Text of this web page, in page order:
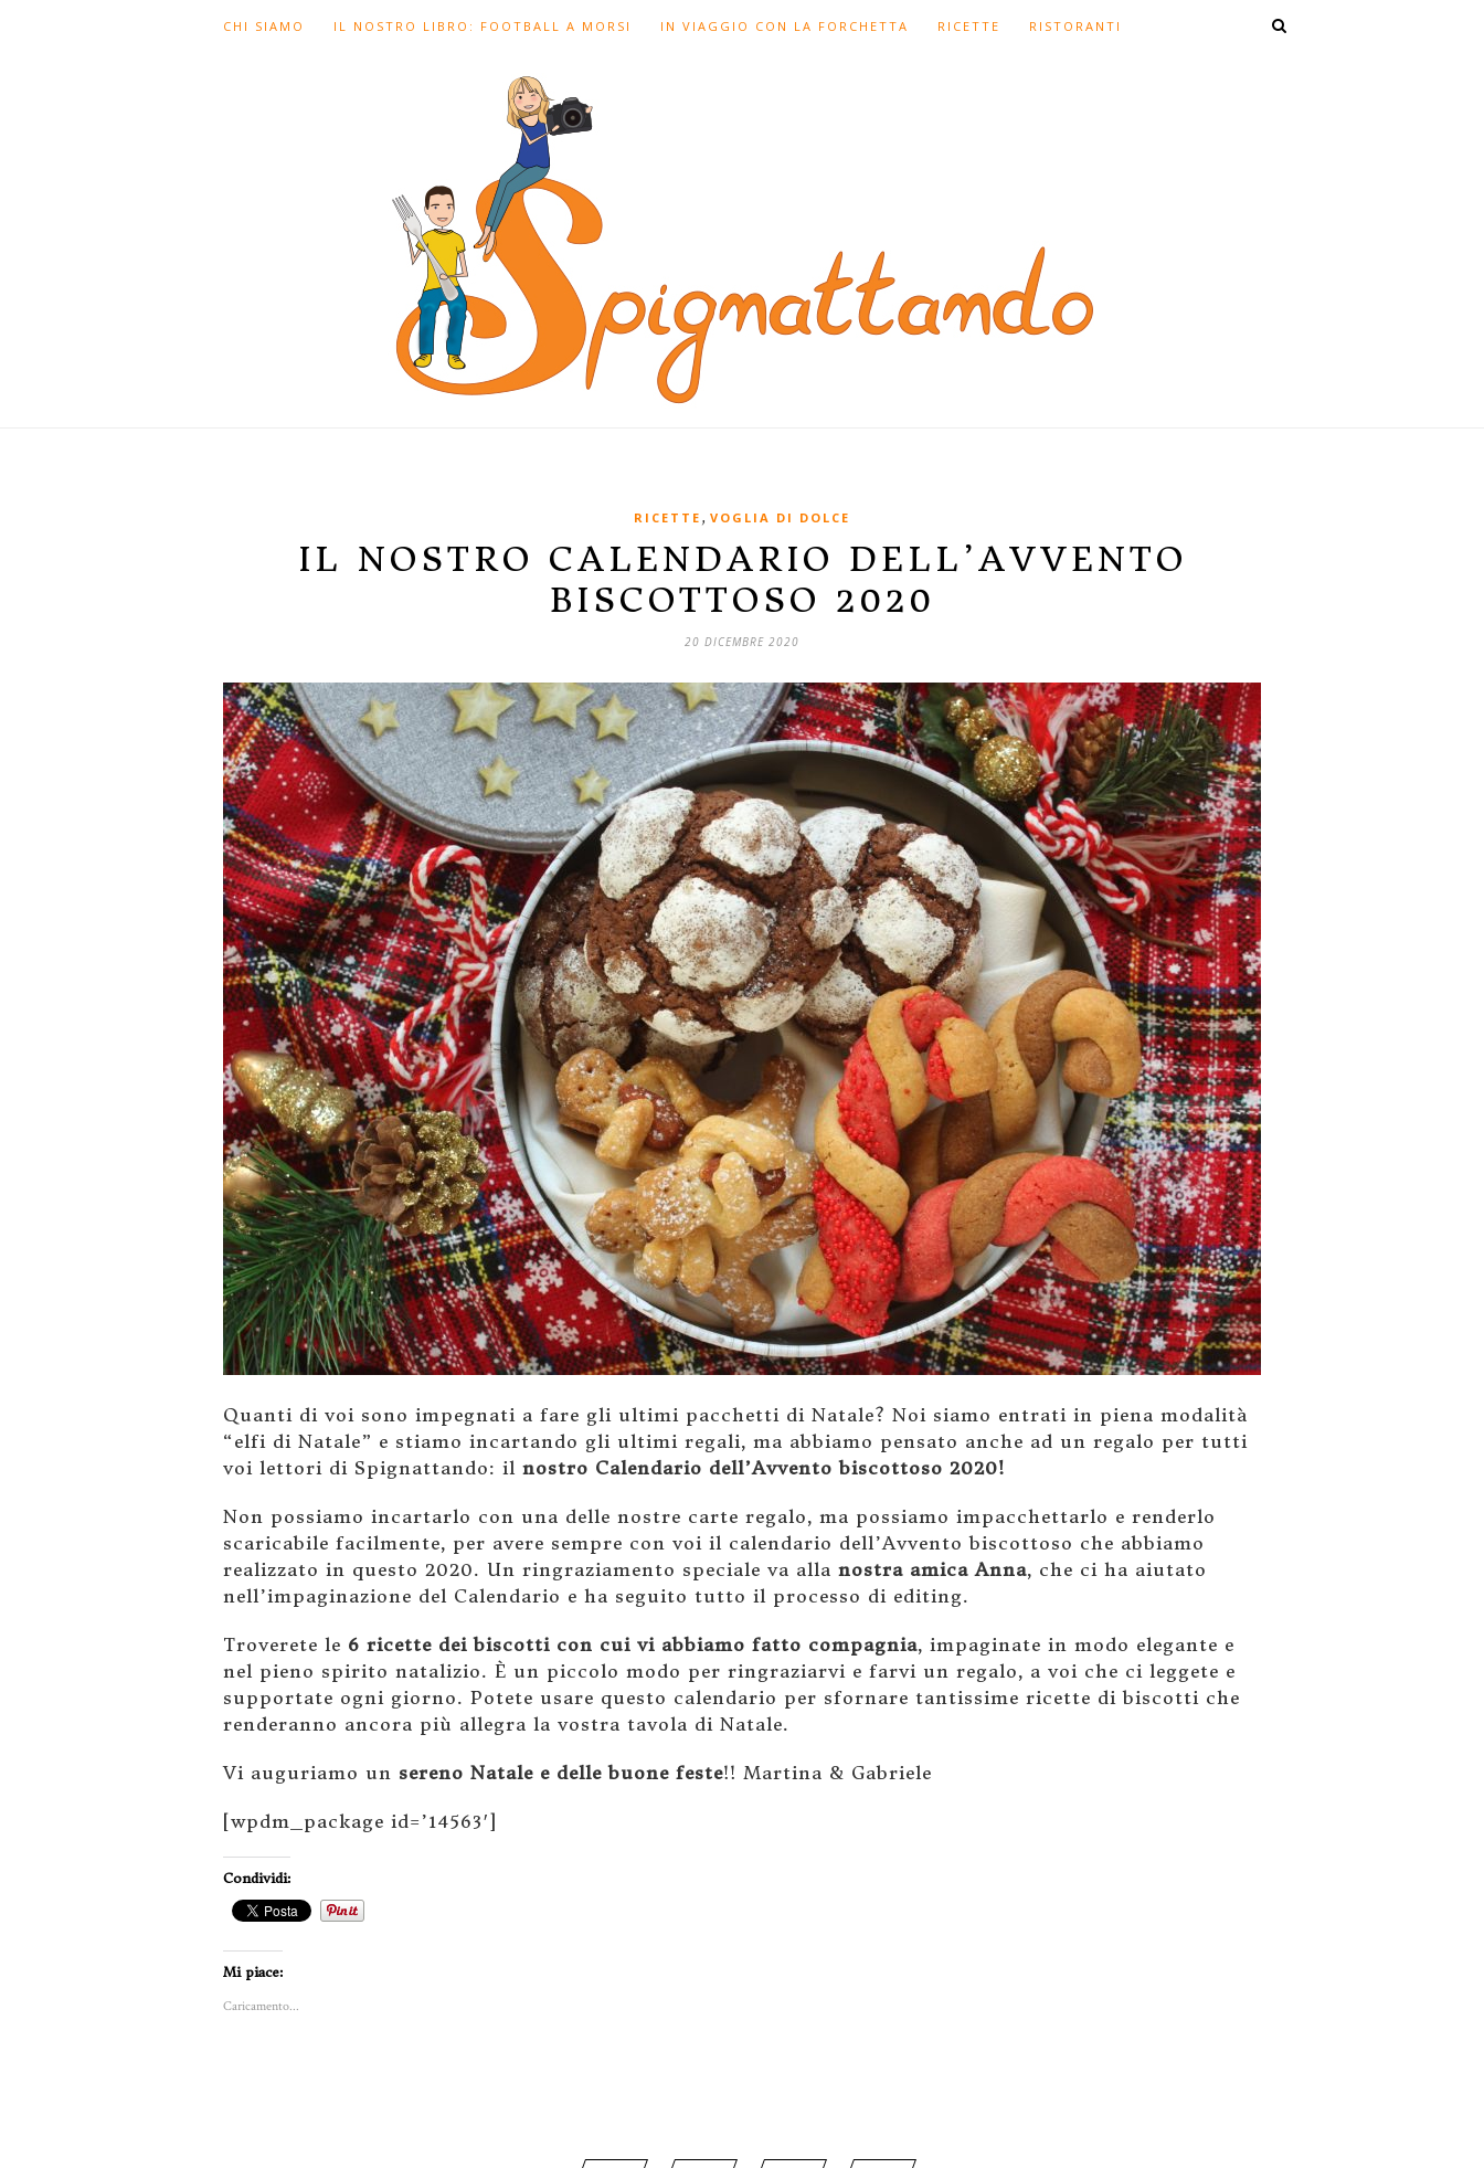
CHI SIAMO IL NOSTRO LIBRO: FOOTBALL A MORSI IN VIAGGIO CON LA FORCHETTA RICETTE RISTORANTI
RICETTE , VOGLIA DI DOLCE
IL NOSTRO CALENDARIO DELL’AVVENTO
BISCOTTOSO 2020
20 DICEMBRE 2020
Quanti di voi sono impegnati a fare gli ultimi pacchetti di Natale? Noi siamo entrati in piena modalità
“elfi di Natale” e stiamo incartando gli ultimi regali, ma abbiamo pensato anche ad un regalo per tutti
voi lettori di Spignattando: il nostro Calendario dell’Avvento biscottoso 2020!
Non possiamo incartarlo con una delle nostre carte regalo, ma possiamo impacchettarlo e renderlo
scaricabile facilmente, per avere sempre con voi il calendario dell’Avvento biscottoso che abbiamo
realizzato in questo 2020. Un ringraziamento speciale va alla nostra amica Anna, che ci ha aiutato
nell’impaginazione del Calendario e ha seguito tutto il processo di editing.
Troverete le 6 ricette dei biscotti con cui vi abbiamo fatto compagnia, impaginate in modo elegante e
nel pieno spirito natalizio. È un piccolo modo per ringraziarvi e farvi un regalo, a voi che ci leggete e
supportate ogni giorno. Potete usare questo calendario per sfornare tantissime ricette di biscotti che
renderanno ancora più allegra la vostra tavola di Natale.
Vi auguriamo un sereno Natale e delle buone feste!! Martina & Gabriele
[wpdm_package id=’14563′]
Condividi:
Mi piace:
Caricamento...